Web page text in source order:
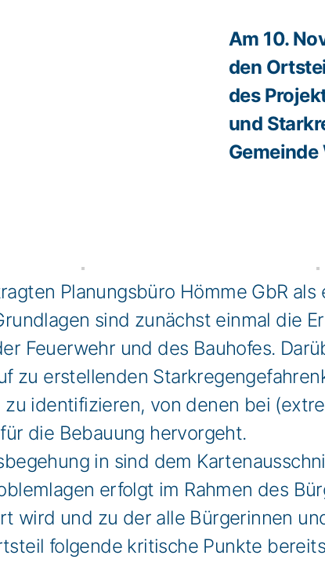
Am 10.
den
des
und
Planungsbüro Hömme GbR
sind zunächst einmal die
Feuerwehr und des Bauhofes.
zu erstellenden
identifizieren, von denen bei
die Bebauung hervorgeht.
in sind dem
erfolgt im Rahmen des
wird und zu der alle Bürgerinnen
folgende kritische Punkte